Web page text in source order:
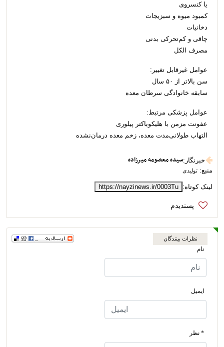
یا کنسروی
کمبود میوه و سبزیجات
دخانیات
چاقی و کم‌تحرکی بدنی
مصرف الکل
عوامل غیرقابل تغییر:
سن بالاتر از ۵۰ سال
سابقه خانوادگی سرطان معده
عوامل پزشکی مرتبط:
عفونت مزمن با هلیکوباکتر پیلوری
التهاب طولانی‌مدت معده، زخم معده درمان‌نشده
خبرنگار :سیده معصومه میرزاده
منبع: تولیدی
لینک کوتاه: https://nayzinews.ir/0003Tu
نظرات بینندگان
نام
ایمیل
* نظر